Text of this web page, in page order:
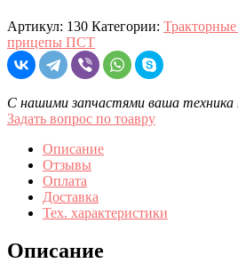
Артикул: 130 Категории:
прицепы ПСТ
С нашими запчастями ваша техника
Задать вопрос по тоавру
Описание
Отзывы
Оплата
Доставка
Тех. характеристики
Описание